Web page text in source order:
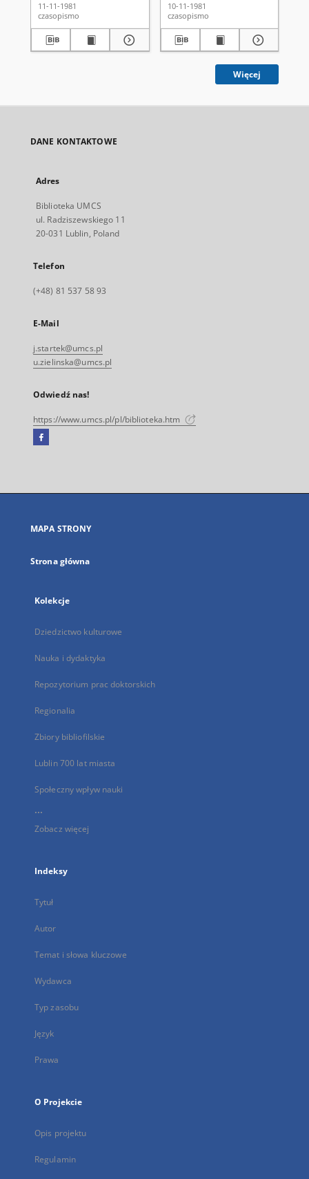
11-11-1981
czasopismo
10-11-1981
czasopismo
Więcej
DANE KONTAKTOWE
Adres
Biblioteka UMCS
ul. Radziszewskiego 11
20-031 Lublin, Poland
Telefon
(+48) 81 537 58 93
E-Mail
j.startek@umcs.pl
u.zielinska@umcs.pl
Odwiedź nas!
https://www.umcs.pl/pl/biblioteka.htm
Facebook
się
karcie
MAPA STRONY
Strona główna
Kolekcje
Dziedzictwo kulturowe
Nauka i dydaktyka
Repozytorium prac doktorskich
Regionalia
Zbiory bibliofilskie
Lublin 700 lat miasta
Społeczny wpływ nauki
...
Zobacz więcej
Indeksy
Tytuł
Autor
Temat i słowa kluczowe
Wydawca
Typ zasobu
Język
Prawa
O Projekcie
Opis projektu
Regulamin